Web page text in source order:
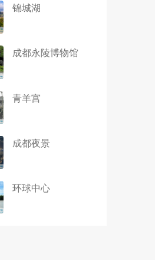
锦城湖
成都永陵博物馆
青羊宫
成都夜景
环球中心